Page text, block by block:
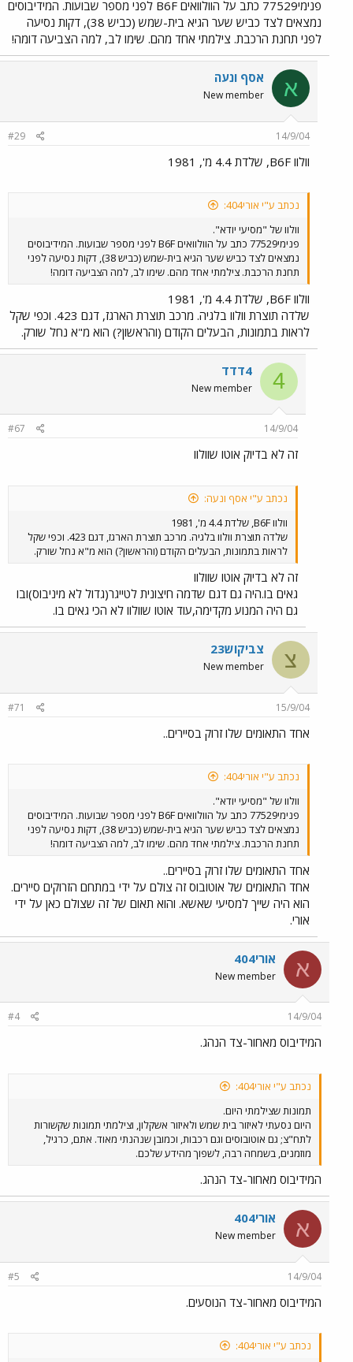
פנימי77529 כתב על הוולוואים B6F לפני מספר שבועות. המידיבוסים
נמצאים לצד כביש שער הגיא בית-שמש (כביש 38), דקות נסיעה
לפני תחנת הרכבת. צילמתי אחד מהם. שימו לב, למה הצביעה דומה!
א אסף ונעה
New member
14/9/04
#29
וולוו B6F, שלדת 4.4 מ', 1981
נכתב ע"י אורי404:
וולוו של "מסיעי יודא".
פנימי77529 כתב על הוולוואים B6F לפני מספר שבועות. המידיבוסים
נמצאים לצד כביש שער הגיא בית-שמש (כביש 38), דקות נסיעה לפני
תחנת הרכבת. צילמתי אחד מהם. שימו לב, למה הצביעה דומה!
וולוו B6F, שלדת 4.4 מ', 1981
שלדה תוצרת וולוו בלגיה. מרכב תוצרת הארגז, דגם 423. וכפי שקל
לראות בתמונות, הבעלים הקודם (והראשון?) הוא מ"א נחל שורק.
4 4דדד
New member
14/9/04
#67
זה לא בדיוק אוטו שוולוו
נכתב ע"י אסף ונעה:
וולוו B6F, שלדת 4.4 מ', 1981
שלדה תוצרת וולוו בלגיה. מרכב תוצרת הארגז, דגם 423. וכפי שקל
לראות בתמונות, הבעלים הקודם (והראשון?) הוא מ"א נחל שורק.
זה לא בדיוק אוטו שוולוו
גאים בו.היה גם דגם שדמה חיצונית לטייגר(גדול לא מיניבוס)ובו
גם היה המנוע מקדימה,עוד אוטו שוולוו לא הכי גאים בו.
צ צביקוש23
New member
15/9/04
#71
אחד התאומים שלו זרוק בסיירים..
נכתב ע"י אורי404:
וולוו של "מסיעי יודא".
פנימי77529 כתב על הוולוואים B6F לפני מספר שבועות. המידיבוסים
נמצאים לצד כביש שער הגיא בית-שמש (כביש 38), דקות נסיעה לפני
תחנת הרכבת. צילמתי אחד מהם. שימו לב, למה הצביעה דומה!
אחד התאומים שלו זרוק בסיירים..
אחד התאומים של אוטובוס זה צולם על ידי במתחם הזרוקים סיירים.
הוא היה שייך למסיעי שאשא. והוא תאום של זה שצולם כאן על ידי
אורי.
א אורי404
New member
14/9/04
#4
המידיבוס מאחור-צד הנהג.
נכתב ע"י אורי404:
תמונות שצילמתי היום.
היום נסעתי לאיזור בית שמש ולאיזור אשקלון, וצילמתי תמונות שקשורות
לתח"צ; גם אוטובוסים וגם רכבות, וכמובן שנהנתי מאוד. אתם, כרגיל,
מוזמנים, בשמחה רבה, לשפוך מהידע שלכם.
המידיבוס מאחור-צד הנהג.
א אורי404
New member
14/9/04
#5
המידיבוס מאחור-צד הנוסעים.
נכתב ע"י אורי404: